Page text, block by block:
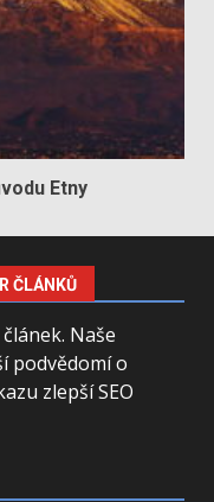
Etny
ČLÁNKŮ
Naše
podvědomí o
zlepší SEO